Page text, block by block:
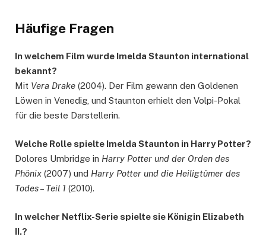
Häufige Fragen
In welchem Film wurde Imelda Staunton international
bekannt?
Mit Vera Drake (2004). Der Film gewann den Goldenen
Löwen in Venedig, und Staunton erhielt den Volpi-Pokal
für die beste Darstellerin.
Welche Rolle spielte Imelda Staunton in Harry Potter?
Dolores Umbridge in Harry Potter und der Orden des
Phönix (2007) und Harry Potter und die Heiligtümer des
Todes – Teil 1 (2010).
In welcher Netflix-Serie spielte sie Königin Elizabeth
II.?